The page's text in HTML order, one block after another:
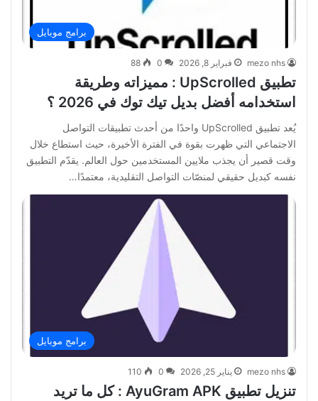
برامج موبايل
mezo nhs فبراير 8, 2026 0
88
تطبيق UpScrolled : مميزاته وطريقة
استخدامه أفضل بديل تيك توك في 2026 ؟
يُعد تطبيق UpScrolled واحدًا من أحدث تطبيقات التواصل
الاجتماعي التي ظهرت بقوة في الفترة الأخيرة، حيث استطاع خلال
وقت قصير أن يجذب ملايين المستخدمين حول العالم. يقدّم التطبيق
نفسه كبديل حقيقي لمنصّات التواصل التقليدية، معتمدًا…
برامج موبايل
mezo nhs يناير 25, 2026 0
110
تنزيل تطبيق AyuGram APK : كل ما تريد